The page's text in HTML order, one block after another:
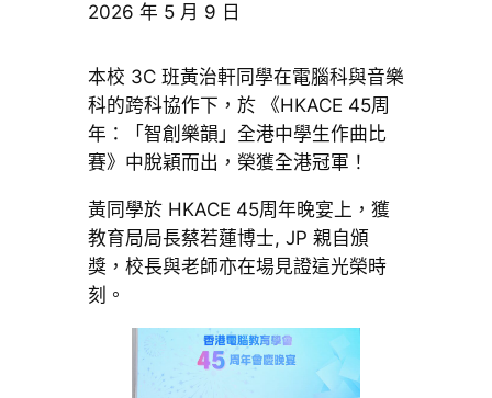
榮譽榜
2026 年 5 月 9 日
本校 3C 班黃治軒同學在電腦科與音樂
科的跨科協作下，於 《HKACE 45周
年：「智創樂韻」全港中學生作曲比
賽》中脫穎而出，榮獲全港冠軍！
黃同學於 HKACE 45周年晚宴上，獲
教育局局長蔡若蓮博士, JP 親自頒
獎，校長與老師亦在場見證這光榮時
刻。